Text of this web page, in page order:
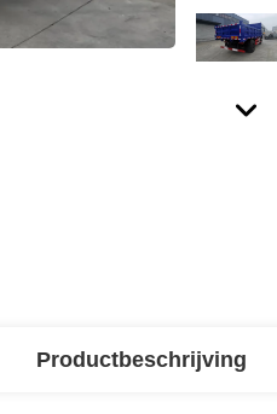
Productbeschrijving